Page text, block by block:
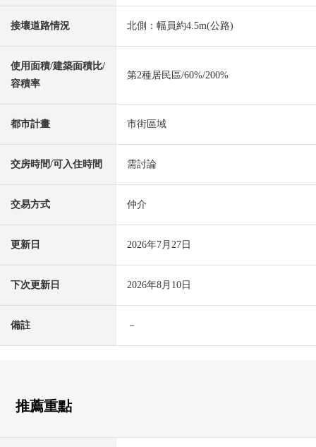
接壤道路情況 北側：幅員約4.5m(公路)
使用面積/建築面積比/
容積率
第2種居民區/60%/200%
都市計畫 市街區域
交房時間/可入住時間 需討論
交易方式 仲介
更新日 2026年7月27日
下次更新日 2026年8月10日
備註 －
推薦重點